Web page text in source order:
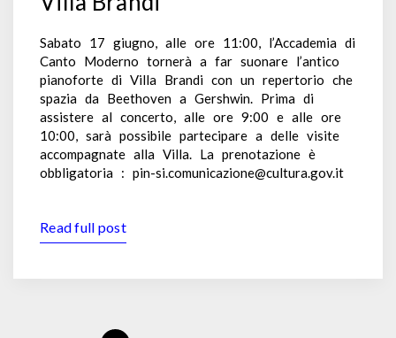
Sabato 17 giugno, alle ore 11:00, l’Accademia di
Canto Moderno tornerà a far suonare l’antico
pianoforte di Villa Brandi con un repertorio che
spazia da Beethoven a Gershwin. Prima di
assistere al concerto, alle ore 9:00 e alle ore
10:00, sarà possibile partecipare a delle visite
accompagnate alla Villa. La prenotazione è
obbligatoria : pin-si.comunicazione@cultura.gov.it
Read full post